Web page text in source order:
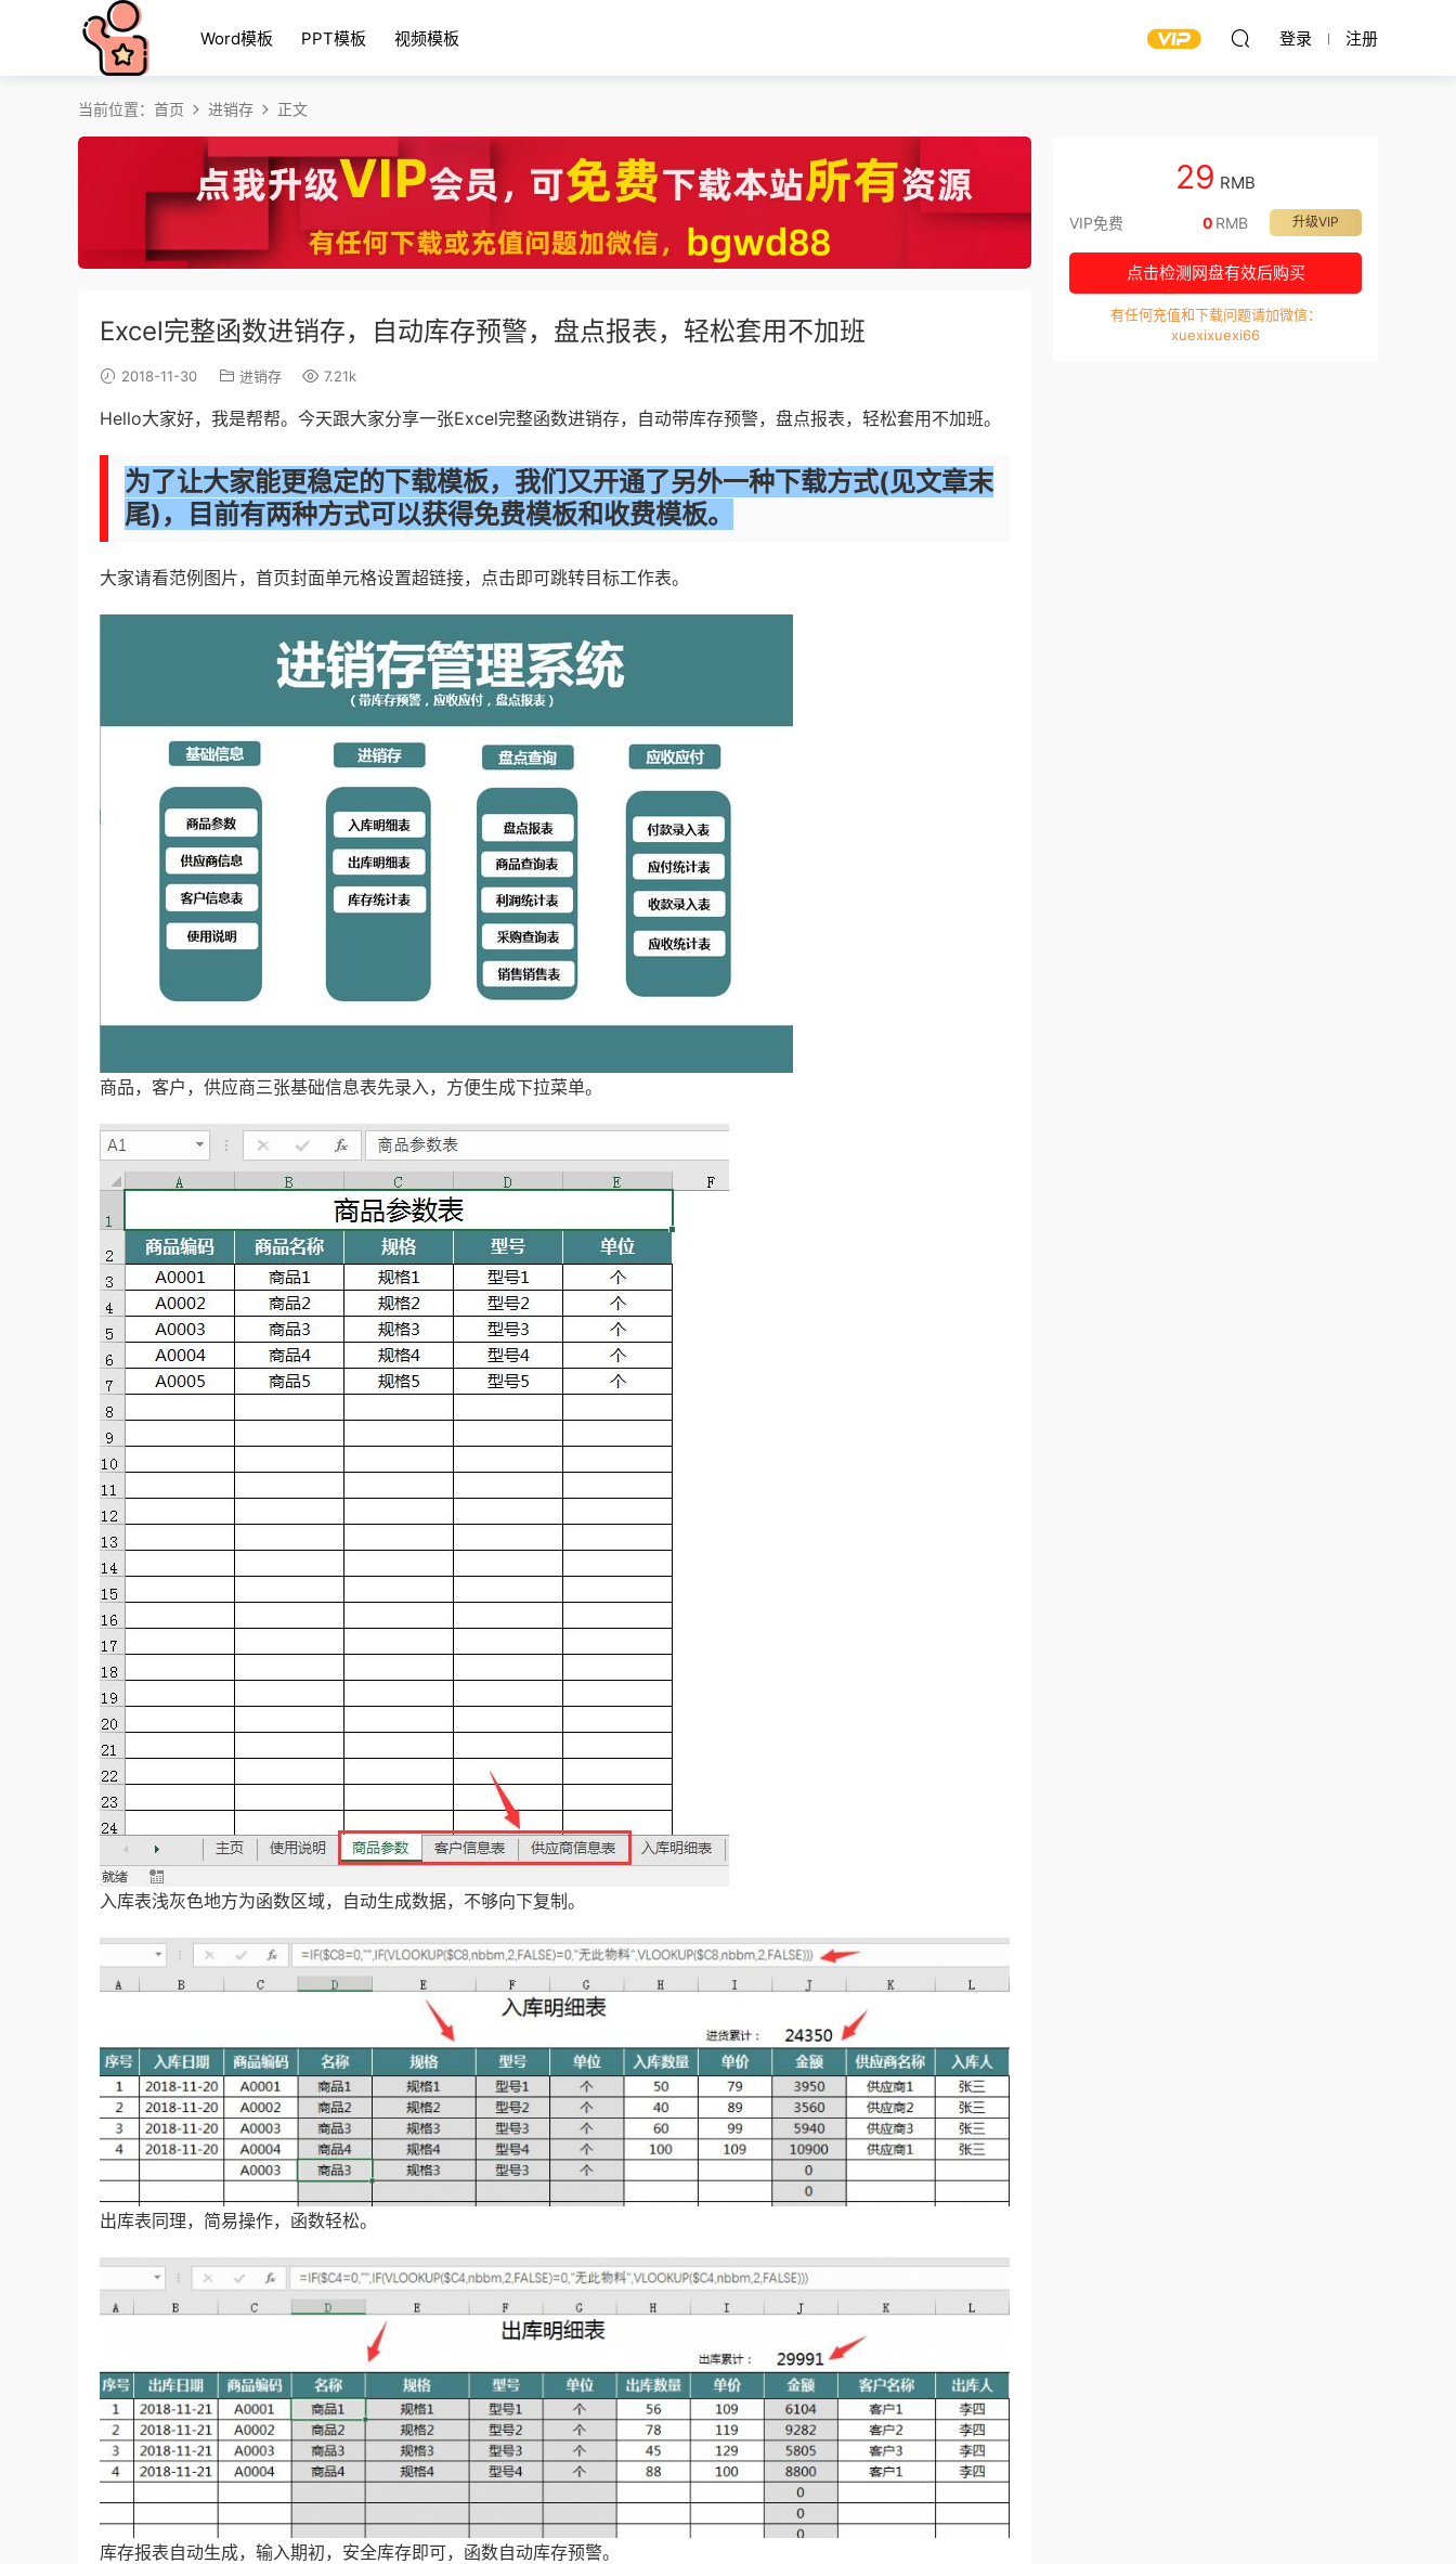
Word模板 PPT模板 视频模板 登录 注册
当前位置： 首页 进销存 正文
Excel完整函数进销存，自动库存预警，盘点报表，轻松套用不加班
2018-11-30 进销存 7.21k
Hello大家好，我是帮帮。今天跟大家分享一张Excel完整函数进销存，自动带库存预警，盘点报表，轻松套用不加班。
为了让大家能更稳定的下载模板，我们又开通了另外一种下载方式(见文章末
尾)，目前有两种方式可以获得免费模板和收费模板。
大家请看范例图片，首页封面单元格设置超链接，点击即可跳转目标工作表。
商品，客户，供应商三张基础信息表先录入，方便生成下拉菜单。
入库表浅灰色地方为函数区域，自动生成数据，不够向下复制。
出库表同理，简易操作，函数轻松。
库存报表自动生成，输入期初，安全库存即可，函数自动库存预警。
29 RMB
VIP免费 升级VIP
0 RMB
点击检测网盘有效后购买
有任何充值和下载问题请加微信：
xuexixuexi66